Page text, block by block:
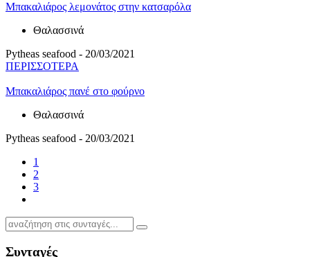
Μπακαλιάρος λεμονάτος στην κατσαρόλα
Θαλασσινά
Pytheas seafood - 20/03/2021
ΠΕΡΙΣΣΟΤΕΡΑ
Μπακαλιάρος πανέ στο φούρνο
Θαλασσινά
Pytheas seafood - 20/03/2021
1
2
3
Συνταγές